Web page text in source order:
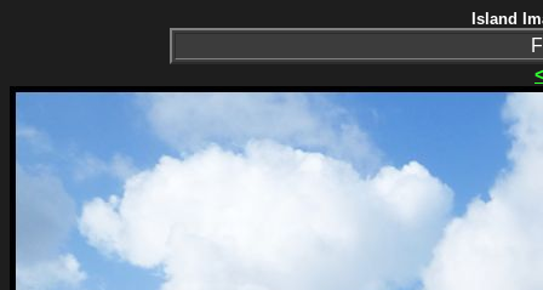
Island